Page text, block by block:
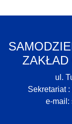
ul.
Sekretariat
e-mail: